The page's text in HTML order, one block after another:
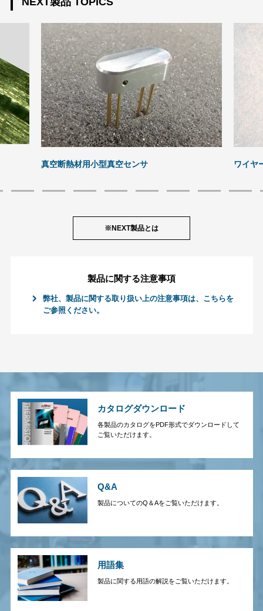
真空断熱材用小型真空センサ ワイヤ
※NEXT製品とは
製品に関する注意事項
弊社、製品に関する取り扱い上の注意事項は、こちらを
ご参照ください。
カタログダウンロード
各製品のカタログをPDF形式でダウンロードして
ご覧いただけます。
Q&A
製品についてのQ＆Aをご覧いただけます。
用語集
製品に関する用語の解説をご覧いただけます。